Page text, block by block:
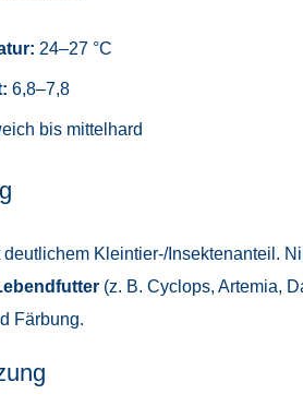
24–27 °C
6,8–7,8
bis mittelhard
Kleintier-/Insektenanteil.
(z. B. Cyclops, Artemia,
Färbung.